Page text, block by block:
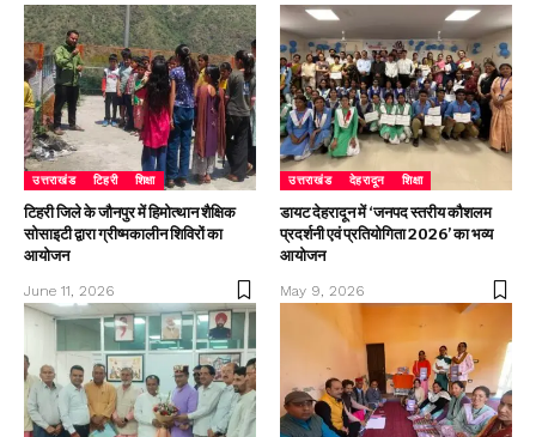
उत्तराखंड टिहरी शिक्षा
टिहरी जिले के जौनपुर में हिमोत्थान शैक्षिक
सोसाइटी द्वारा ग्रीष्मकालीन शिविरों का
आयोजन
June 11, 2026
उत्तराखंड देहरादून शिक्षा
डायट देहरादून में ‘जनपद स्तरीय कौशलम
प्रदर्शनी एवं प्रतियोगिता 2026’ का भव्य
आयोजन
May 9, 2026